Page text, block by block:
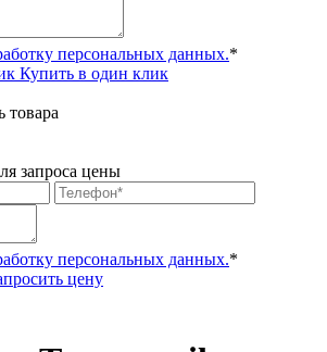
персональных данных.*
Купить в один клик
товара
запроса цены
персональных данных.*
цену